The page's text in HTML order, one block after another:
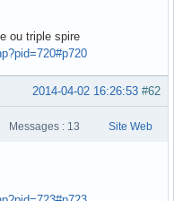
ou triple spire
#62
2014-04-02 16:26:53
Messages : 13 Site Web